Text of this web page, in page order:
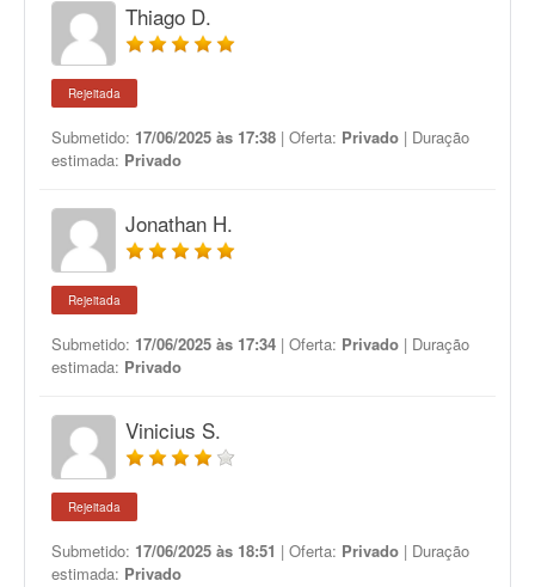
Thiago D.
Rejeitada
Submetido: 17/06/2025 às 17:38 | Oferta: Privado | Duração
estimada: Privado
Jonathan H.
Rejeitada
Submetido: 17/06/2025 às 17:34 | Oferta: Privado | Duração
estimada: Privado
Vinicius S.
Rejeitada
Submetido: 17/06/2025 às 18:51 | Oferta: Privado | Duração
estimada: Privado